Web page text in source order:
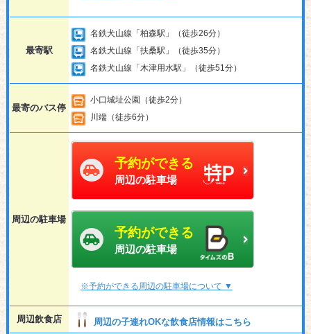
最寄駅
名鉄犬山線「柏森駅」（徒歩26分）
名鉄犬山線「扶桑駅」（徒歩35分）
名鉄犬山線「木津用水駅」（徒歩51分）
最寄のバス停
小口城址公園（徒歩2分）
川端（徒歩6分）
周辺の駐車場
予約ができる
周辺の駐車場
予約ができる
周辺の駐車場
※予約ができる周辺の駐車場について ▼
周辺飲食店 周辺の子連れOKな飲食店情報はこちら